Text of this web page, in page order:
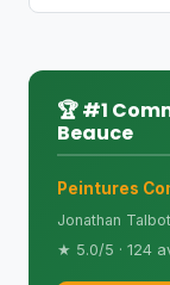
🏆 #1
Beauce
Peintures
Jonathan Talbot
★ 5.0/5 · 124